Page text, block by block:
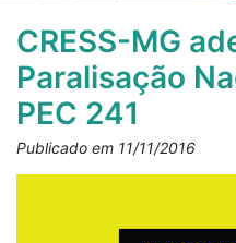
CRESS-MG
Paralisação
PEC 241
Publicado em 11/11/2016